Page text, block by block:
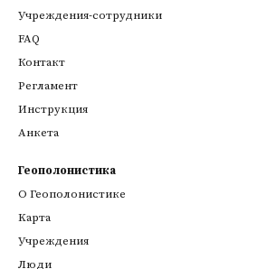
Учреждения-сотрудники
FAQ
Контакт
Регламент
Инструкция
Анкета
Геополонистика
О Геополонистике
Kарта
Учреждения
Люди